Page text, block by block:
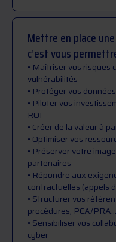
Mettre en place
c’est vous
• Maîtriser vos risques
vulnérabilités
• Protéger vos
• Piloter vos
ROI
• Créer de la valeur à
• Optimiser vos
• Préserver votre
partenaires
• Répondre aux
contractuelles (appels
• Structurer vos
procédures, PCA/PRA…
• Sensibiliser vos
cyber